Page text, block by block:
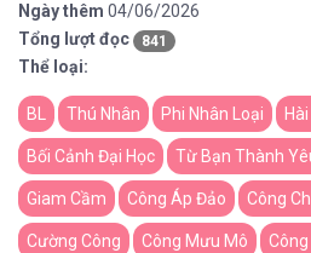
Ngày thêm 04/06/2026
Tổng lượt đọc
841
Thể loại:
BL Thú Nhân Phi Nhân Loại
Bối Cảnh Đại Học Từ Bạn Thành
Giam Cầm Công Áp Đảo Công
Cường Công Công Mưu Mô